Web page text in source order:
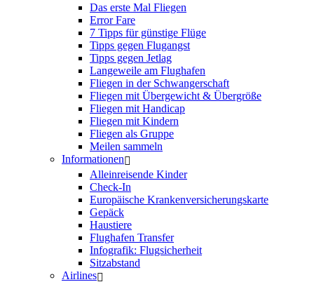
Das erste Mal Fliegen
Error Fare
7 Tipps für günstige Flüge
Tipps gegen Flugangst
Tipps gegen Jetlag
Langeweile am Flughafen
Fliegen in der Schwangerschaft
Fliegen mit Übergewicht & Übergröße
Fliegen mit Handicap
Fliegen mit Kindern
Fliegen als Gruppe
Meilen sammeln
Informationen
Alleinreisende Kinder
Check-In
Europäische Krankenversicherungskarte
Gepäck
Haustiere
Flughafen Transfer
Infografik: Flugsicherheit
Sitzabstand
Airlines